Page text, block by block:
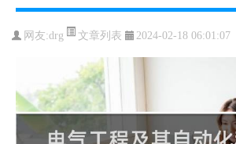
网友:drg 文章列表 2024-02-18 06:01:07